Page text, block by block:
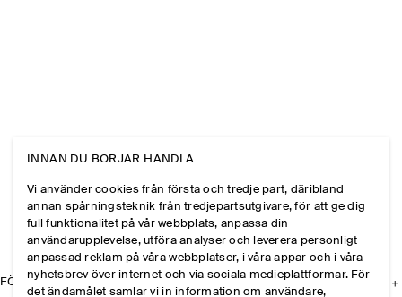
FÖRETAGET
INNAN DU BÖRJAR HANDLA
Vi använder cookies från första och tredje part, däribland
annan spårningsteknik från tredjepartsutgivare, för att ge dig
full funktionalitet på vår webbplats, anpassa din
användarupplevelse, utföra analyser och leverera personligt
anpassad reklam på våra webbplatser, i våra appar och i våra
nyhetsbrev över internet och via sociala medieplattformar. För
det ändamålet samlar vi in information om användare,